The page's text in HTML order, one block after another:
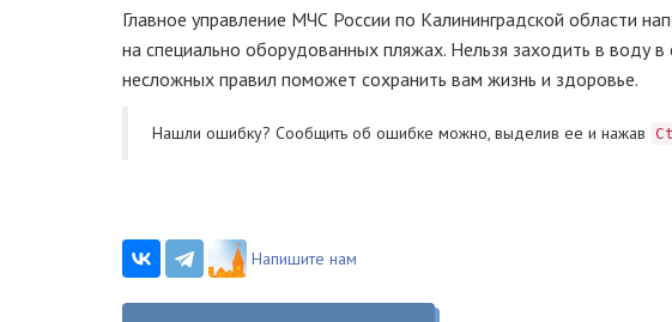
Главное управление МЧС России по Калининградской области
на специально оборудованных пляжах. Нельзя заходить в воду
несложных правил поможет сохранить вам жизнь и здоровье.
Нашли ошибку? Cообщить об ошибке можно, выделив ее и нажав
Напишите нам